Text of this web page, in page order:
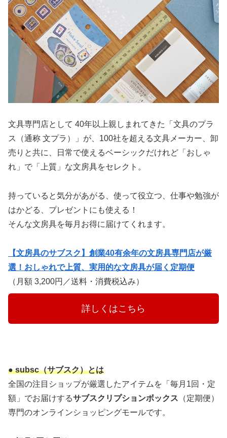
文具専門店として 40年以上親しまれてきた「文具のプラ
ス（通称 文プラ）」が、100社を超える文具メーカー、卸
売りと共に、日常で使えるベーシックだけれど「おしゃ
れ」で「上質」な文房具をセレクト。
持っていると気分があがる、使って役立つ、仕事や勉強が
はかどる、プレゼントにも使える！
そんな文房具を毎月お得に届けてくれます。
【文房具のサブスク】創業40有余年の文房具専門店が厳
選！おしゃれで上質、実用的な文房具が届く定期便
（月額 3,200円／送料・消費税込み）
詳しくはこちら
● subsc（サブスク）とは
全国の注目ショップが厳選したアイテムを「毎月1回・定
額」でお届けするサブスクリプションボックス （定期便）
専門のオンラインショッピングモールです。